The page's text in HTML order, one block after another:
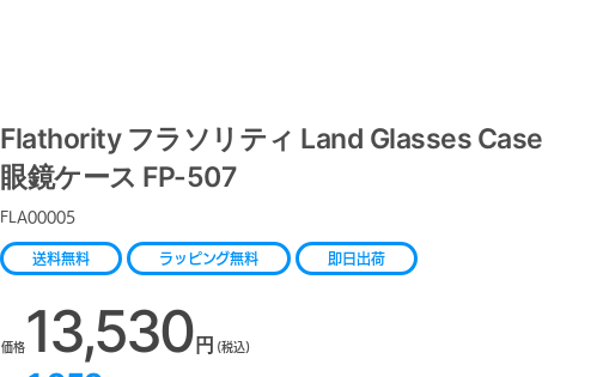
Flathority フラソリティ Land Glasses Case
眼鏡ケース FP-507
FLA00005
送料無料 ラッピング無料 即日出荷
価格 13,530円 (税込)